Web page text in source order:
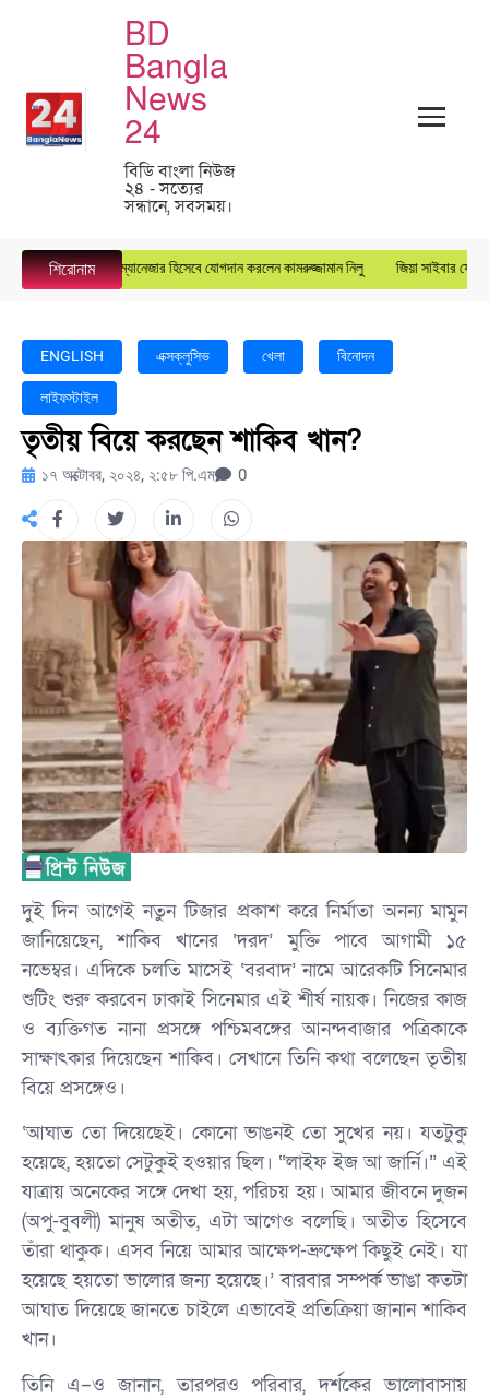
BD
Bangla
News
24
বিডি বাংলা নিউজ
২৪ - সত্যের
সন্ধানে, সবসময়।
শিরোনাম
গ্রুপে জেনারেল ম্যানেজার হিসেবে যোগদান করলেন কামরুজ্জামান নিলু জিয়া সাইবার
ENGLISH এক্সক্লুসিভ খেলা বিনোদন
লাইফস্টাইল
তৃতীয় বিয়ে করছেন শাকিব খান?
১৭ অক্টোবর, ২০২৪, ২:৫৮ পি.এম 0
দুই দিন আগেই নতুন টিজার প্রকাশ করে নির্মাতা অনন্য মামুন
জানিয়েছেন, শাকিব খানের ‘দরদ’ মুক্তি পাবে আগামী ১৫
নভেম্বর। এদিকে চলতি মাসেই ‘বরবাদ’ নামে আরেকটি সিনেমার
শুটিং শুরু করবেন ঢাকাই সিনেমার এই শীর্ষ নায়ক। নিজের কাজ
ও ব্যক্তিগত নানা প্রসঙ্গে পশ্চিমবঙ্গের আনন্দবাজার পত্রিকাকে
সাক্ষাৎকার দিয়েছেন শাকিব। সেখানে তিনি কথা বলেছেন তৃতীয়
বিয়ে প্রসঙ্গেও।
‘আঘাত তো দিয়েছেই। কোনো ভাঙনই তো সুখের নয়। যতটুকু
হয়েছে, হয়তো সেটুকুই হওয়ার ছিল। “লাইফ ইজ আ জার্নি।” এই
যাত্রায় অনেকের সঙ্গে দেখা হয়, পরিচয় হয়। আমার জীবনে দুজন
(অপু-বুবলী) মানুষ অতীত, এটা আগেও বলেছি। অতীত হিসেবে
তাঁরা থাকুক। এসব নিয়ে আমার আক্ষেপ-ভ্রুক্ষেপ কিছুই নেই। যা
হয়েছে হয়তো ভালোর জন্য হয়েছে।’ বারবার সম্পর্ক ভাঙা কতটা
আঘাত দিয়েছে জানতে চাইলে এভাবেই প্রতিক্রিয়া জানান শাকিব
খান।
তিনি এ–ও জানান, তারপরও পরিবার, দর্শকের ভালোবাসায়